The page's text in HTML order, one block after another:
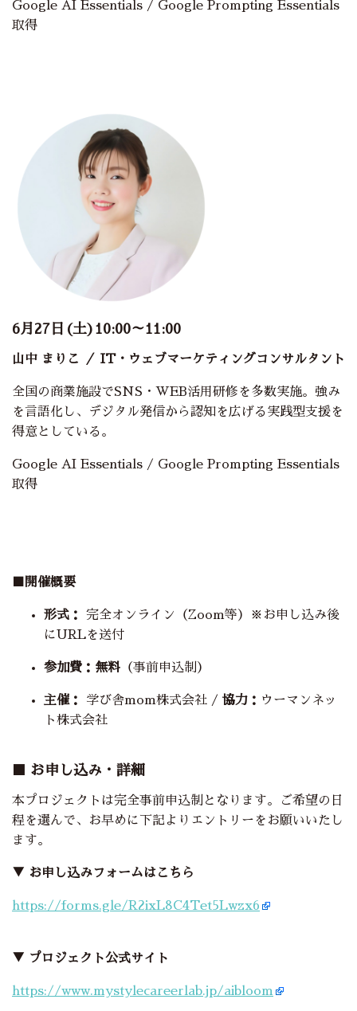
Google AI Essentials / Google Prompting Essentials
取得
6月27日(土)10:00～11:00
山中 まりこ ／ IT・ウェブマーケティングコンサルタント
全国の商業施設でSNS・WEB活用研修を多数実施。強み
を言語化し、デジタル発信から認知を広げる実践型支援を
得意としている。
Google AI Essentials / Google Prompting Essentials
取得
■開催概要
形式：
完全オンライン（Zoom等）※お申し込み後
にURLを送付
参加費： 無料 （事前申込制）
主催： 学び舎mom株式会社 / 協力： ウーマンネッ
ト株式会社
■ お申し込み・詳細
本プロジェクトは完全事前申込制となります。ご希望の日
程を選んで、お早めに下記よりエントリーをお願いいたし
ます。
▼ お申し込みフォームはこちら
https://forms.gle/R2ixL8C4Tet5Lwzx6
▼ プロジェクト公式サイト
https://www.mystylecareerlab.jp/aibloom